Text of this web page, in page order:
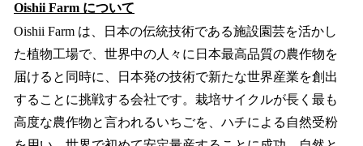
Oishii Farm について
Oishii Farm は、日本の伝統技術である施設園芸を活かし
た植物工場で、世界中の人々に日本最高品質の農作物を
届けると同時に、日本発の技術で新たな世界産業を創出
することに挑戦する会社です。栽培サイクルが長く最も
高度な農作物と言われるいちごを、ハチによる自然受粉